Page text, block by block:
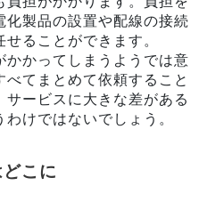
製品の設置や配線の接続
ることができます。
かってしまうようでは意
てまとめて依頼すること
ービスに大きな差がある
けではないでしょう。
こに